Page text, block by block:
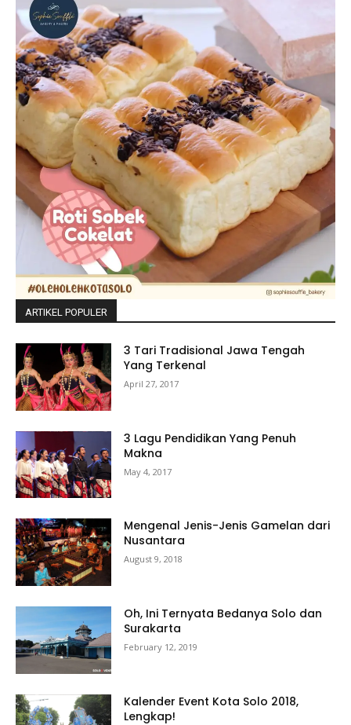
ARTIKEL POPULER
3 Tari Tradisional Jawa Tengah
Yang Terkenal
April 27, 2017
3 Lagu Pendidikan Yang Penuh
Makna
May 4, 2017
Mengenal Jenis-Jenis Gamelan dari
Nusantara
August 9, 2018
Oh, Ini Ternyata Bedanya Solo dan
Surakarta
February 12, 2019
Kalender Event Kota Solo 2018,
Lengkap!